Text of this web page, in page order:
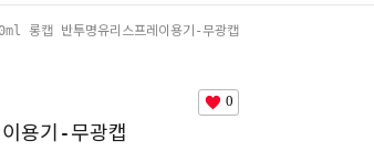
롱캡 반투명유리스프레이용기-무광캡
0
용기-무광캡